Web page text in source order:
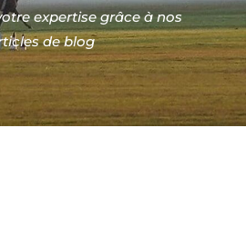
expertise grâce à nos
de blog